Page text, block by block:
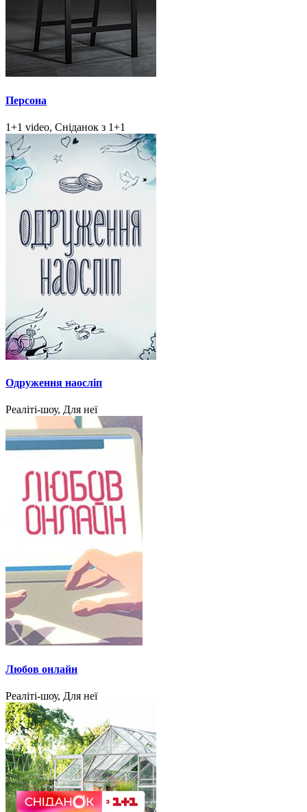
Персона
1+1 video, Сніданок з 1+1
Одруження наосліп
Реаліті-шоу, Для неї
Любов онлайн
Реаліті-шоу, Для неї